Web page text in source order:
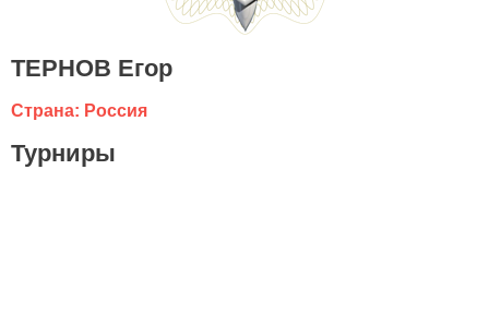
ТЕРНОВ Егор
Страна: Россия
Турниры